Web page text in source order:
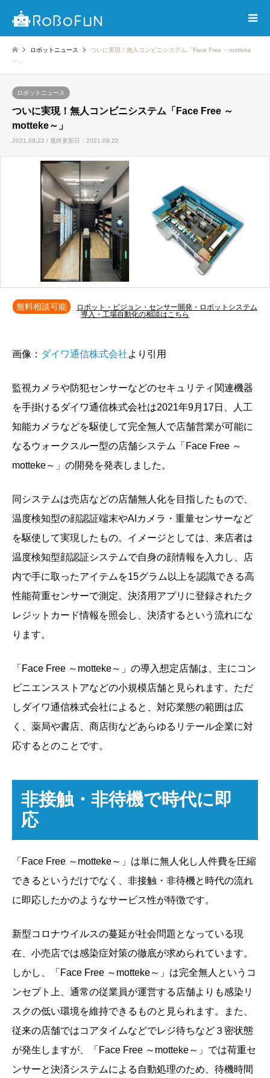
ロボットニュース
ついに実現！無人コンビニシステム「Face Free ～motteke
～」
ロボットニュース
ついに実現！無人コンビニシステム「Face Free ～
motteke～」
2021.09.22 / 最終更新日：2021.09.22
無料相談可能
ロボット・ビジョン・センサー開発・ロボットシステム
導入・工場自動化の相談はこちら
画像： ダイワ通信株式会社より引用
監視カメラや防犯センサーなどのセキュリティ関連機器
を手掛けるダイワ通信株式会社は2021年9月17日、人工
知能カメラなどを駆使して完全無人で店舗営業が可能に
なるウォークスルー型の店舗システム「Face Free ～
motteke～」の開発を発表しました。
同システムは売店などの店舗無人化を目指したもので、
温度検知型の顔認証端末やAIカメラ・重量センサーなど
を駆使して実現したもの。イメージとしては、来店者は
温度検知型顔認証システムで自身の顔情報を入力し、店
内で手に取ったアイテムを15グラム以上を認識できる高
性能荷重センサーで測定。決済用アプリに登録されたク
レジットカード情報を照会し、決済するという流れにな
ります。
「Face Free ～motteke～」の導入想定店舗は、主にコン
ビニエンスストアなどの小規模店舗と見られます。ただ
しダイワ通信株式会社によると、対応業態の範囲は広
く、薬局や書店、商店街などあらゆるリテール企業に対
応するとのことです。
非接触・非待機で時代に即
応
「Face Free ～motteke～」は単に無人化し人件費を圧縮
できるというだけでなく、非接触・非待機と時代の流れ
に即応したかのようなサービス性が特徴です。
新型コロナウイルスの蔓延が社会問題となっている現
在、小売店では感染症対策の徹底が求められています。
しかし、「Face Free ～motteke～」は完全無人というコ
ンセプト上、通常の従業員が運営する店舗よりも感染リ
スクの低い環境を維持できるものと見られます。また、
従来の店舗ではコアタイムなどでレジ待ちなど３密状態
が発生しますが、「Face Free ～motteke～」では荷重セ
ンサーと決済システムによる自動処理のため、待機時間